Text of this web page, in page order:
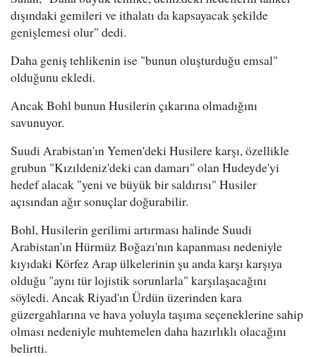
dışındaki gemileri ve ithalatı da kapsayacak şekilde
genişlemesi olur" dedi.
Daha geniş tehlikenin ise "bunun oluşturduğu emsal"
olduğunu ekledi.
Ancak Bohl bunun Husilerin çıkarına olmadığını
savunuyor.
Suudi Arabistan'ın Yemen'deki Husilere karşı, özellikle
grubun "Kızıldeniz'deki can damarı" olan Hudeyde'yi
hedef alacak "yeni ve büyük bir saldırısı" Husiler
açısından ağır sonuçlar doğurabilir.
Bohl, Husilerin gerilimi artırması halinde Suudi
Arabistan'ın Hürmüz Boğazı'nın kapanması nedeniyle
kıyıdaki Körfez Arap ülkelerinin şu anda karşı karşıya
olduğu "aynı tür lojistik sorunlarla" karşılaşacağını
söyledi. Ancak Riyad'ın Ürdün üzerinden kara
güzergahlarına ve hava yoluyla taşıma seçeneklerine sahip
olması nedeniyle muhtemelen daha hazırlıklı olacağını
belirtti.